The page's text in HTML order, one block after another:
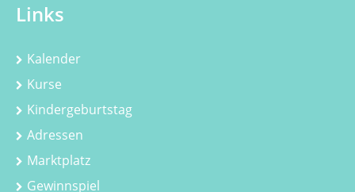
Links
Kalender
Kurse
Kindergeburtstag
Adressen
Marktplatz
Gewinnspiel